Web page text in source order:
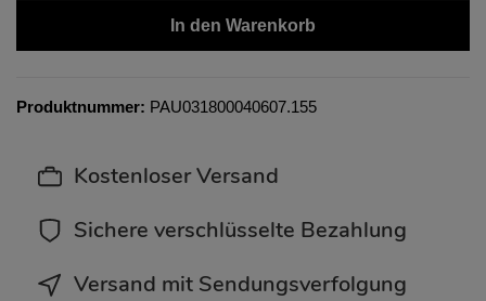
In den Warenkorb
Produktnummer: PAU031800040607.155
Kostenloser Versand
Sichere verschlüsselte Bezahlung
Versand mit Sendungsverfolgung